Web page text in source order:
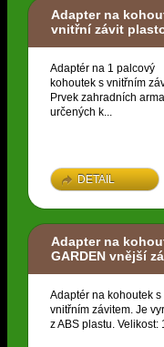
Adapter na
vnitřní závit
Adaptér na 1 palcový
kohoutek s vnitřním
Prvek zahradních
určených k...
DETAIL
Adapter na
GARDEN vnější
Adaptér na kohoutek s
vnitřním závitem. Je
z ABS plastu. Velikost: